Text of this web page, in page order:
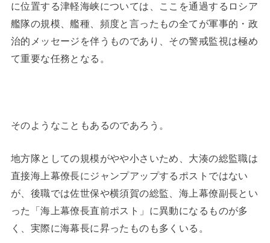
に位置する津軽海峡については、ここを通過するロシア
艦隊の規模、艦種、頻度と言ったもの全てが軍事的・政
治的メッセージを伴うものであり、その警戒監視は極め
て重要な任務となる。
そのようなこともあるのであろう。
地方隊としての規模がやや小さいため、大湊の総監職は
直接海上幕僚長にジャンプアップするポストではない
が、後職では佐世保や横須賀の総監、海上幕僚副長とい
った「海上幕僚長直前ポスト」に異動になるものが多
く、実際に海幕長に昇ったものも多くいる。